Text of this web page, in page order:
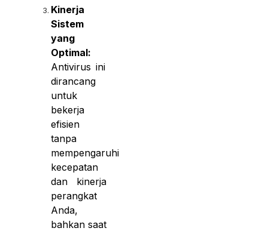
Kinerja
Sistem
yang
Optimal:
Antivirus ini
dirancang
untuk
bekerja
efisien
tanpa
mempengaruhi
kecepatan
dan kinerja
perangkat
Anda,
bahkan saat